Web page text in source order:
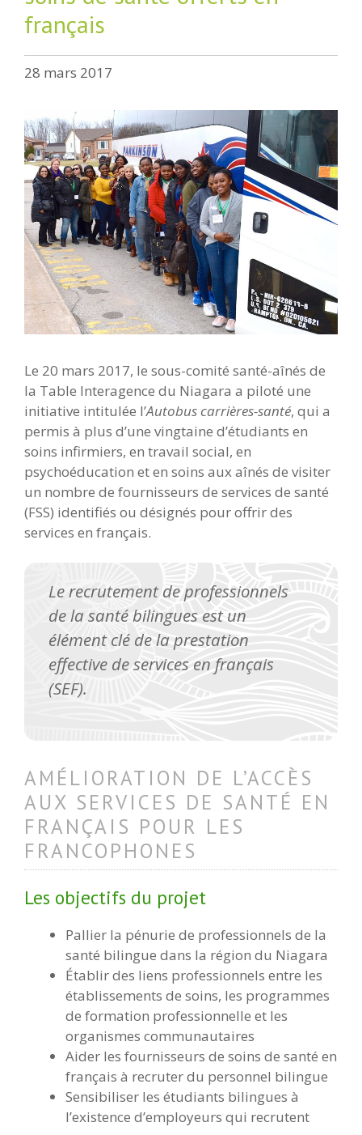
français
28 mars 2017
Le 20 mars 2017, le sous-comité santé-aînés de
la Table Interagence du Niagara a piloté une
initiative intitulée l’Autobus carrières-santé, qui a
permis à plus d’une vingtaine d’étudiants en
soins infirmiers, en travail social, en
psychoéducation et en soins aux aînés de visiter
un nombre de fournisseurs de services de santé
(FSS) identifiés ou désignés pour offrir des
services en français.
Le recrutement de professionnels
de la santé bilingues est un
élément clé de la prestation
effective de services en français
(SEF).
AMÉLIORATION DE L’ACCÈS
AUX SERVICES DE SANTÉ EN
FRANÇAIS POUR LES
FRANCOPHONES
Les objectifs du projet
Pallier la pénurie de professionnels de la
santé bilingue dans la région du Niagara
Établir des liens professionnels entre les
établissements de soins, les programmes
de formation professionnelle et les
organismes communautaires
Aider les fournisseurs de soins de santé en
français à recruter du personnel bilingue
Sensibiliser les étudiants bilingues à
l’existence d’employeurs qui recrutent